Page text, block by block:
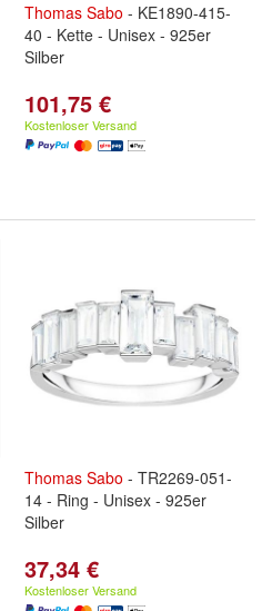
Thomas Sabo - KE1890-415-
40 - Kette - Unisex - 925er
Silber
101,75 €
Kostenloser Versand
Thomas Sabo - TR2269-051-
14 - Ring - Unisex - 925er
Silber
37,34 €
Kostenloser Versand